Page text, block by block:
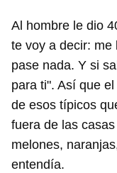
Al hombre le dio
te voy a decir: me
pase nada. Y si
para ti". Así que
de esos típicos
fuera de las
melones,
entendía.